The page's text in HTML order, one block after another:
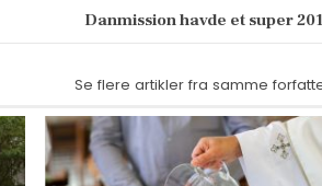
Danmission havde et super
Se flere artikler fra samme